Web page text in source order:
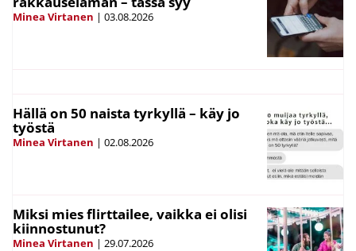
Minea Virtanen | 03.08.2026
Hällä on 50 naista tyrkyllä – käy jo
työstä
Minea Virtanen | 02.08.2026
Miksi mies flirttailee, vaikka ei olisi
kiinnostunut?
Minea Virtanen | 29.07.2026